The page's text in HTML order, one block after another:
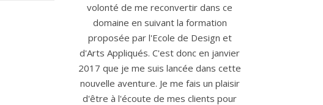
volonté de me reconvertir dans ce
domaine en suivant la formation
proposée par l'Ecole de Design et
d'Arts Appliqués. C'est donc en janvier
2017 que je me suis lancée dans cette
nouvelle aventure. Je me fais un plaisir
d'être à l'écoute de mes clients pour